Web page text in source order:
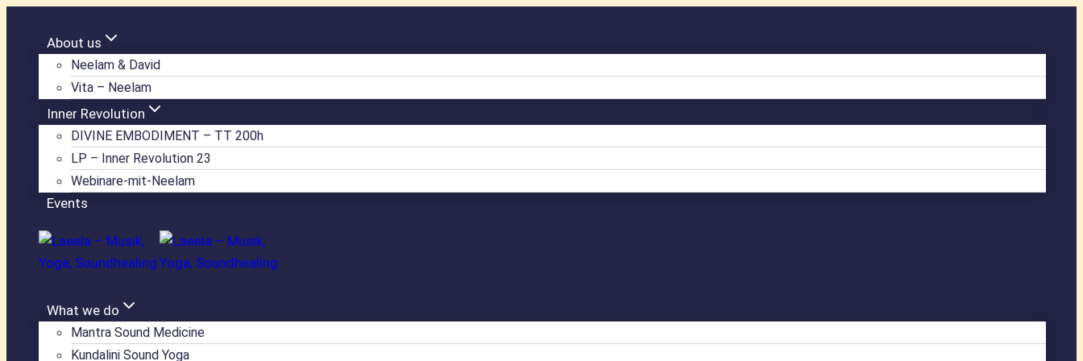
springen
About us
Neelam & David
Vita – Neelam
Inner Revolution
DIVINE EMBODIMENT – TT 200h
LP – Inner Revolution 23
Webinare-mit-Neelam
Events
What we do
Mantra Sound Medicine
Kundalini Sound Yoga